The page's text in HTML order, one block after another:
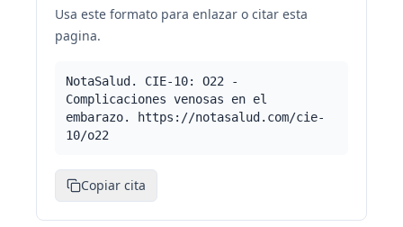
Usa este formato para enlazar o citar esta
pagina.
NotaSalud. CIE-10: O22 -
Complicaciones venosas en el
embarazo. https://notasalud.com/cie-
10/o22
Copiar cita